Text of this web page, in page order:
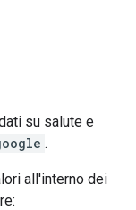
su salute e
.
all'interno dei